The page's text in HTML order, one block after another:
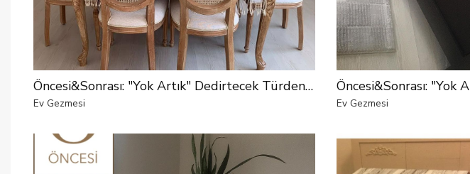
Öncesi&Sonrası: "Yok Artık" Dedirtecek Türden Bir Değişim
Ev Gezmesi Ev Gezmesi